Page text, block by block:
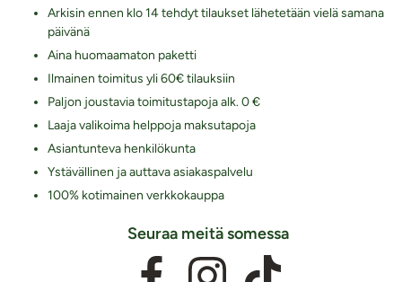
Arkisin ennen klo 14 tehdyt tilaukset lähetetään vielä samana
päivänä
Aina huomaamaton paketti
Ilmainen toimitus yli 60€ tilauksiin
Paljon joustavia toimitustapoja alk. 0 €
Laaja valikoima helppoja maksutapoja
Asiantunteva henkilökunta
Ystävällinen ja auttava asiakaspalvelu
100% kotimainen verkkokauppa
Seuraa meitä somessa